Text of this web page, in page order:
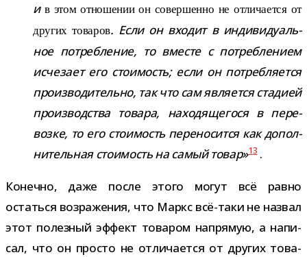
и в этом отно­ше­нии он совер­шенно не отли­ча­ется от
дру­гих това­ров. Если он вхо­дит в инди­ви­ду­аль­
ное потреб­ле­ние, то вме­сте с потреб­ле­нием
исче­зает его сто­и­мость; если он потреб­ля­ется
про­из­во­ди­тельно, так что сам явля­ется ста­дией
про­из­вод­ства товара, нахо­дя­ще­гося в пере­
возке, то его сто­и­мость пере­но­сится как допол­
ни­тель­ная сто­и­мость на самый товар»13.
Конечно, даже после этого могут всё равно
остаться воз­ра­же­ния, что Маркс всё-​таки не назвал
этот полез­ный эффект това­ром напря­мую, а напи­
сал, что он про­сто не отли­ча­ется от дру­гих това­